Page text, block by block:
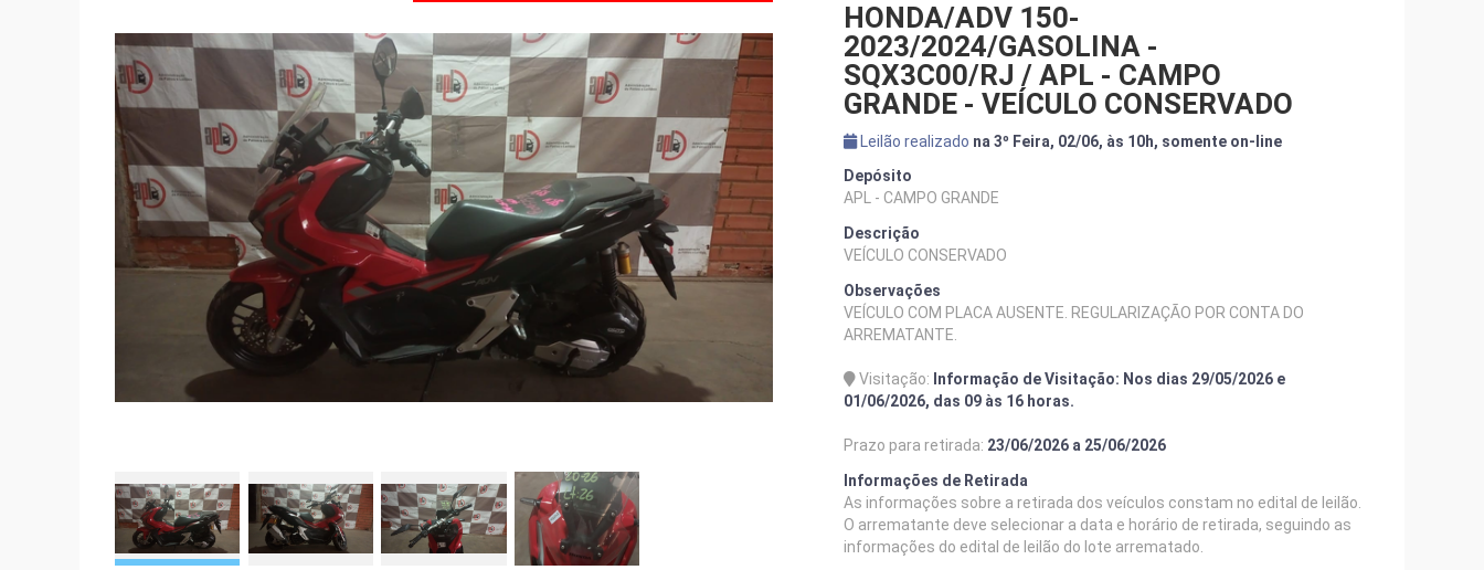
HONDA/ADV 150-
2023/2024/GASOLINA -
SQX3C00/RJ / APL - CAMPO
GRANDE - VEÍCULO CONSERVADO
Leilão realizado na 3º Feira, 02/06, às 10h, somente on-line
Depósito
APL - CAMPO GRANDE
Descrição
VEÍCULO CONSERVADO
Observações
VEÍCULO COM PLACA AUSENTE. REGULARIZAÇÃO POR CONTA DO
ARREMATANTE.
Visitação: Informação de Visitação: Nos dias 29/05/2026 e
01/06/2026, das 09 às 16 horas.
Prazo para retirada: 23/06/2026 a 25/06/2026
Informações de Retirada
As informações sobre a retirada dos veículos constam no edital de leilão.
O arrematante deve selecionar a data e horário de retirada, seguindo as
informações do edital de leilão do lote arrematado.